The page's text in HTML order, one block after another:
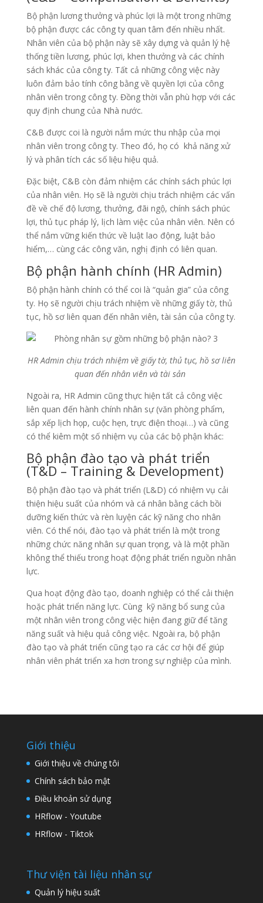
Bộ phận lương thưởng và phúc lợi là một trong những
bộ phận được các công ty quan tâm đến nhiều nhất.
Nhân viên của bộ phận này sẽ xây dựng và quản lý hệ
thống tiền lương, phúc lợi, khen thưởng và các chính
sách khác của công ty. Tất cả những công việc này
luôn đảm bảo tính công bằng về quyền lợi của công
nhân viên trong công ty. Đồng thời vẫn phù hợp với các
quy định chung của Nhà nước.
C&B được coi là người nắm mức thu nhập của mọi
nhân viên trong công ty. Theo đó, họ có khả năng xử
lý và phân tích các số liệu hiệu quả.
Đặc biệt, C&B còn đảm nhiệm các chính sách phúc lợi
của nhân viên. Họ sẽ là người chịu trách nhiệm các vấn
đề về chế độ lương, thưởng, đãi ngộ, chính sách phúc
lợi, thủ tục pháp lý, lịch làm việc của nhân viên. Nên có
thể nắm vững kiến thức về luật lao động, luật bảo
hiểm,… cùng các công văn, nghị định có liên quan.
Bộ phận hành chính (HR Admin)
Bộ phận hành chính có thể coi là “quản gia” của công
ty. Họ sẽ người chịu trách nhiệm về những giấy tờ, thủ
tục, hồ sơ liên quan đến nhân viên, tài sản của công ty.
HR Admin chịu trách nhiệm về giấy tờ, thủ tục, hồ sơ liên
quan đến nhân viên và tài sản
Ngoài ra, HR Admin cũng thực hiện tất cả công việc
liên quan đến hành chính nhân sự (văn phòng phẩm,
sắp xếp lịch họp, cuộc hẹn, trực điện thoại…) và cũng
có thể kiêm một số nhiệm vụ của các bộ phận khác:
Bộ phận đào tạo và phát triển
(T&D – Training & Development)
Bộ phận đào tạo và phát triển (L&D) có nhiệm vụ cải
thiện hiệu suất của nhóm và cá nhân bằng cách bồi
dưỡng kiến thức và rèn luyện các kỹ năng cho nhân
viên. Có thể nói, đào tạo và phát triển là một trong
những chức năng nhân sự quan trọng, và là một phần
không thể thiếu trong hoạt động phát triển nguồn nhân
lực.
Qua hoạt động đào tạo, doanh nghiệp có thể cải thiện
hoặc phát triển năng lực. Cùng kỹ năng bổ sung của
một nhân viên trong công việc hiện đang giữ để tăng
năng suất và hiệu quả công việc. Ngoài ra, bộ phận
đào tạo và phát triển cũng tạo ra các cơ hội để giúp
nhân viên phát triển xa hơn trong sự nghiệp của mình.
Giới thiệu
Giới thiệu về chúng tôi
Chính sách bảo mật
Điều khoản sử dụng
HRflow - Youtube
HRflow - Tiktok
Thư viện tài liệu nhân sự
Quản lý hiệu suất